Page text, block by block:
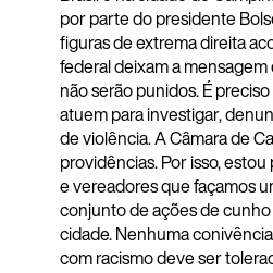
por parte do presidente
figuras de extrema direita
federal deixam a
não serão punidos. É
atuem para investigar,
de violência. A Câmara de
providências. Por isso,
e vereadores que façamos
conjunto de ações de
cidade. Nenhuma
com racismo deve ser